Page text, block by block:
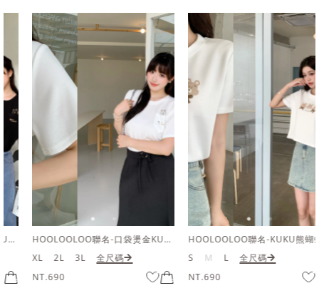
HOOLOOLOO聯名-口袋燙金KUKU熊短袖上衣
2L 3L
全尺碼
NT.690
HOOLOOLOO聯名-KUKU熊蝴蝶結短袖上衣
M L
全尺碼
NT.690